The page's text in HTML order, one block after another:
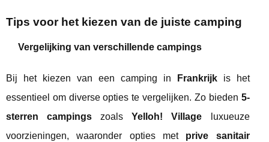
Tips voor het kiezen van de juiste camping
Vergelijking van verschillende campings
Bij het kiezen van een camping in Frankrijkis het
essentieel om diverse opties te vergelijken. Zo bieden 5-
sterren campings zoalsYelloh! Village luxueuze
voorzieningen, waaronder opties met prive sanitair